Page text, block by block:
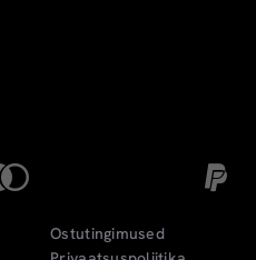
Ostutingimused